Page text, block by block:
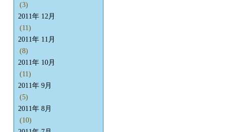
(3)
2011年 12月
(11)
2011年 11月
(8)
2011年 10月
(11)
2011年 9月
(5)
2011年 8月
(10)